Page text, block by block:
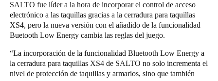
SALTO fue líder a la hora de incorporar el control de acceso
electrónico a las taquillas gracias a la cerradura para taquillas
XS4, pero la nueva versión con el añadido de la funcionalidad
Buetooth Low Energy cambia las reglas del juego.
“La incorporación de la funcionalidad Bluetooth Low Energy a
la cerradura para taquillas XS4 de SALTO no solo incrementa el
nivel de protección de taquillas y armarios, sino que también